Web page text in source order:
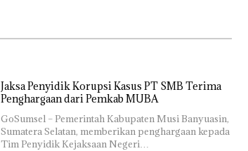
Jaksa Penyidik Korupsi Kasus PT SMB Terima
Penghargaan dari Pemkab MUBA
GoSumsel – Pemerintah Kabupaten Musi Banyuasin,
Sumatera Selatan, memberikan penghargaan kepada
Tim Penyidik Kejaksaan Negeri…